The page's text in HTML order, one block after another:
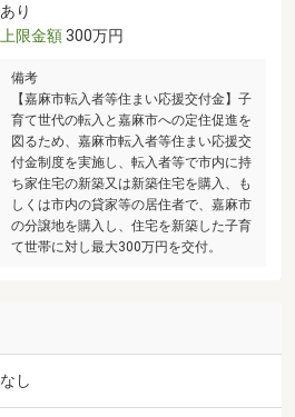
あり
上限金額300万円
備考
【嘉麻市転入者等住まい応援交付金】子
育て世代の転入と嘉麻市への定住促進を
図るため、嘉麻市転入者等住まい応援交
付金制度を実施し、転入者等で市内に持
ち家住宅の新築又は新築住宅を購入、も
しくは市内の貸家等の居住者で、嘉麻市
の分譲地を購入し、住宅を新築した子育
て世帯に対し最大300万円を交付。
なし